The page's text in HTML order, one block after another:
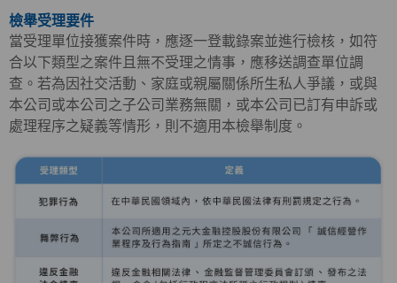
檢舉受理要件
當受理單位接獲案件時，應逐一登載錄案並進行檢核，如符
合以下類型之案件且無不受理之情事，應移送調查單位調
查。若為因社交活動、家庭或親屬關係所生私人爭議，或與
本公司或本公司之子公司業務無關，或本公司已訂有申訴或
處理程序之疑義等情形，則不適用本檢舉制度。